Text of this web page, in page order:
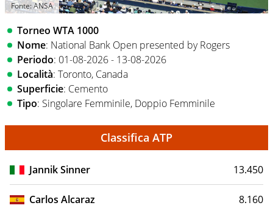
Fonte: ANSA
Torneo WTA 1000
Nome: National Bank Open presented by Rogers
Periodo: 01-08-2026 - 13-08-2026
Località: Toronto, Canada
Superficie: Cemento
Tipo: Singolare Femminile, Doppio Femminile
Classifica ATP
Jannik Sinner 13.450
Carlos Alcaraz 8.160